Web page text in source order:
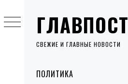
ГЛАВПОСТ
СВЕЖИЕ И ГЛАВНЫЕ НОВОСТИ
MenuПОЛИТИКА
to
content